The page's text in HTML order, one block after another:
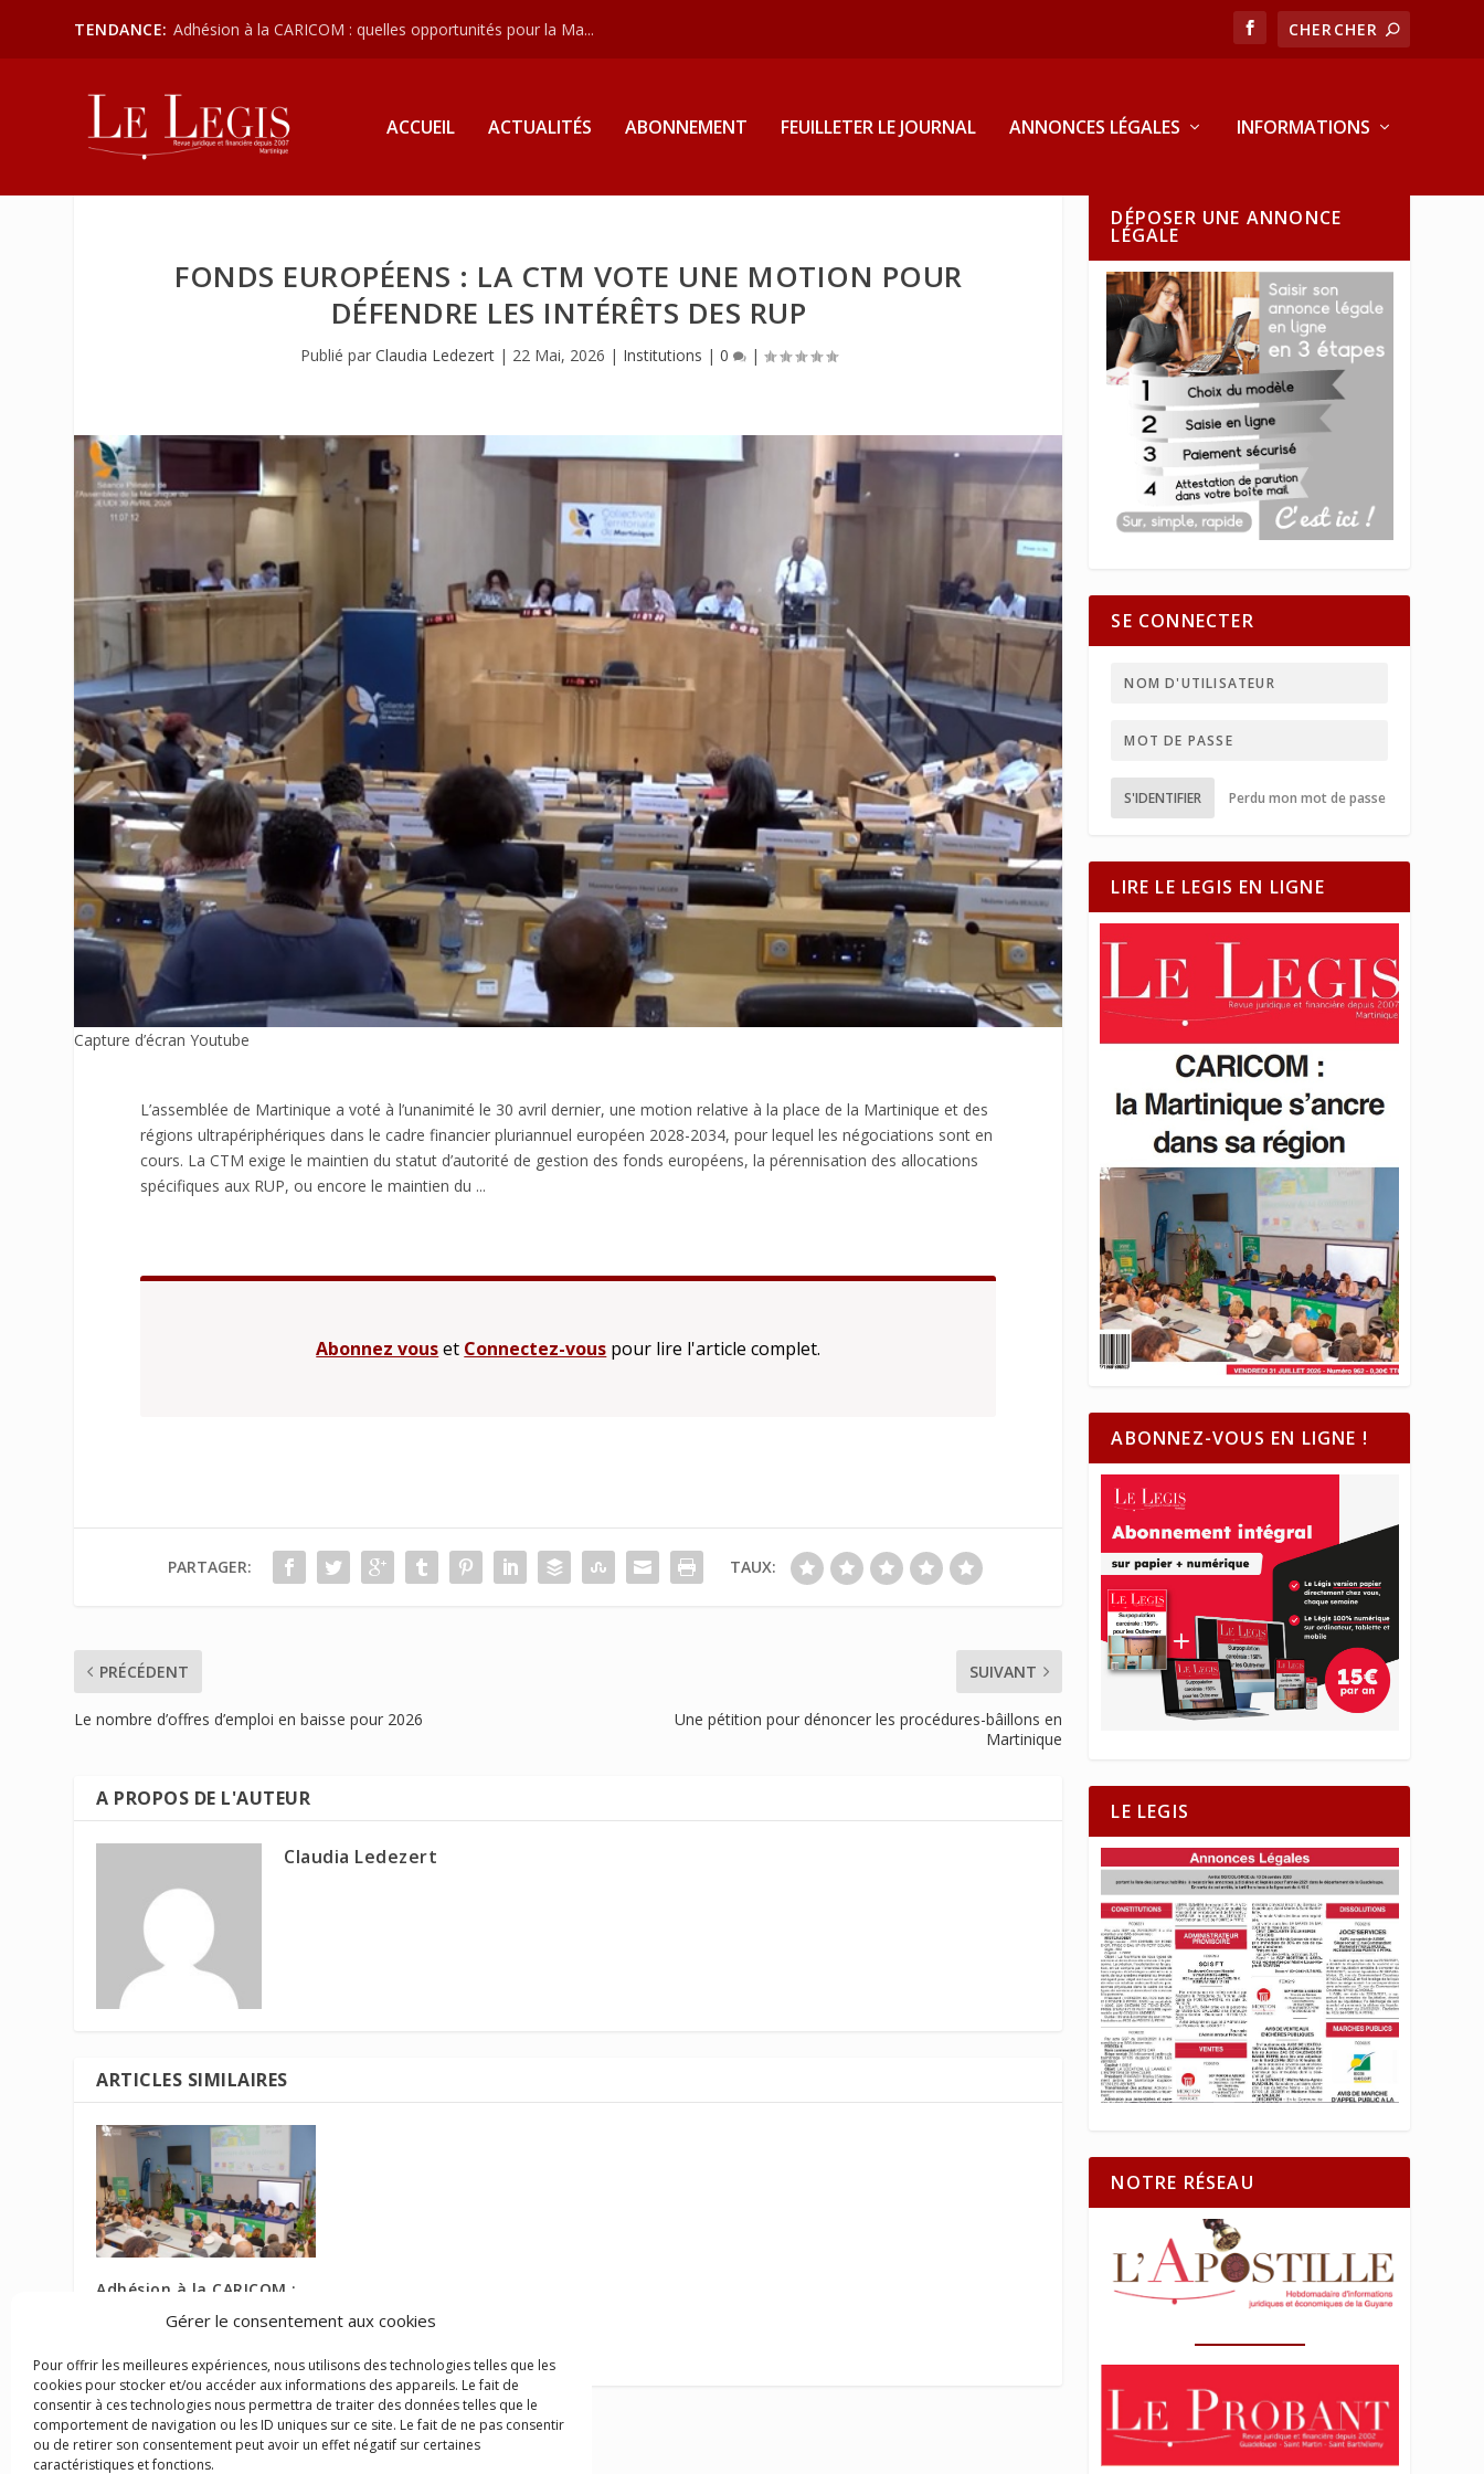
Gérer le consentement aux cookies
Pour offrir les meilleures expériences, nous utilisons des technologies telles que les
cookies pour stocker et/ou accéder aux informations des appareils. Le fait de
consentir à ces technologies nous permettra de traiter des données telles que le
comportement de navigation ou les ID uniques sur ce site. Le fait de ne pas consentir
ou de retirer son consentement peut avoir un effet négatif sur certaines
caractéristiques et fonctions.
TENDANCE: Adhésion à la CARICOM : quelles opportunités pour la Ma...
ACCUEIL ACTUALITÉS ABONNEMENT FEUILLETER LE JOURNAL ANNONCES LÉGALES INFORMATIONS
FONDS EUROPÉENS : LA CTM VOTE UNE MOTION POUR
DÉFENDRE LES INTÉRÊTS DES RUP
Publié par Claudia Ledezert| 22 Mai, 2026 | Institutions | 0 |
Capture d’écran Youtube
L’assemblée de Martinique a voté à l’unanimité le 30 avril dernier, une motion relative à la place de la Martinique et des
régions ultrapériphériques dans le cadre financier pluriannuel européen 2028-2034, pour lequel les négociations sont en
cours. La CTM exige le maintien du statut d’autorité de gestion des fonds européens, la pérennisation des allocations
spécifiques aux RUP, ou encore le maintien du ...
Abonnez vouset Connectez-vous pour lire l'article complet.
PARTAGER: TAUX:
PRÉCÉDENT
Le nombre d’offres d’emploi en baisse pour 2026
SUIVANT
Une pétition pour dénoncer les procédures-bâillons en
Martinique
A PROPOS DE L'AUTEUR
Claudia Ledezert
ARTICLES SIMILAIRES
Adhésion à la CARICOM :
la Martinique ?
31 juillet 2026
DÉPOSER UNE ANNONCE
LÉGALE
SE CONNECTER
S'IDENTIFIER Perdu mon mot de passe
LIRE LE LEGIS EN LIGNE
ABONNEZ-VOUS EN LIGNE !
LE LEGIS
NOTRE RÉSEAU